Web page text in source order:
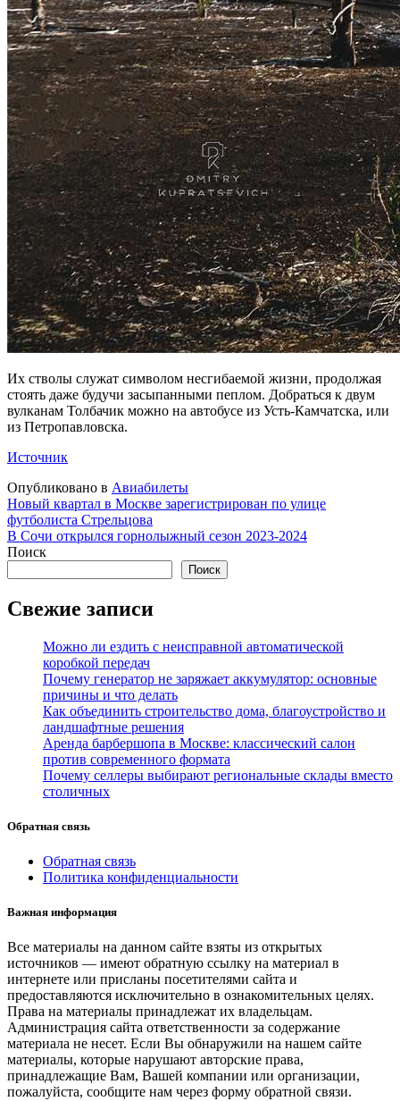
Их стволы служат символом несгибаемой жизни, продолжая
стоять даже будучи засыпанными пеплом. Добраться к двум
вулканам Толбачик можно на автобусе из Усть-Камчатска, или
из Петропавловска.
Источник
Опубликовано в Авиабилеты
Навигация
по
записям
Новый квартал в Москве зарегистрирован по улице
футболиста Стрельцова
В Сочи открылся горнолыжный сезон 2023-2024
Поиск
Поиск
Свежие записи
Можно ли ездить с неисправной автоматической
коробкой передач
Почему генератор не заряжает аккумулятор: основные
причины и что делать
Как объединить строительство дома, благоустройство и
ландшафтные решения
Аренда барбершопа в Москве: классический салон
против современного формата
Почему селлеры выбирают региональные склады вместо
столичных
Обратная связь
Обратная связь
Политика конфиденциальности
Важная информация
Все материалы на данном сайте взяты из открытых
источников — имеют обратную ссылку на материал в
интернете или присланы посетителями сайта и
предоставляются исключительно в ознакомительных целях.
Права на материалы принадлежат их владельцам.
Администрация сайта ответственности за содержание
материала не несет. Если Вы обнаружили на нашем сайте
материалы, которые нарушают авторские права,
принадлежащие Вам, Вашей компании или организации,
пожалуйста, сообщите нам через форму обратной связи.